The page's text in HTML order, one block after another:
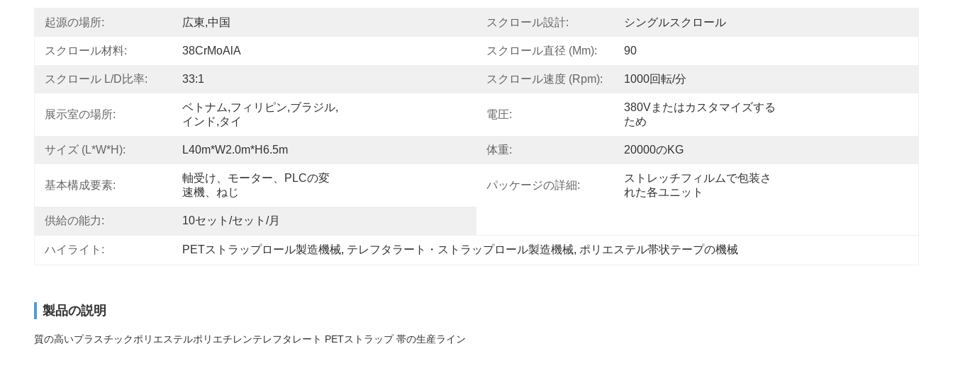
起源の場所: 広東,中国 スクロール設計: シングルスクロール
スクロール材料: 38CrMoAlA スクロール直径 (mm): 90
スクロール L/D比率: 33:1 スクロール速度 (rpm): 1000回転/分
展示室の場所:
ベトナム,フィリピン,ブラジル,
インド,タイ
電圧:
380Vまたはカスタマイズする
ため
サイズ (L*W*H): L40m*W2.0m*H6.5m 体重: 20000のKG
基本構成要素:
軸受け、モーター、PLCの変
速機、ねじ
パッケージの詳細:
ストレッチフィルムで包装さ
れた各ユニット
供給の能力: 10セット/セット/月
ハイライト: PETストラップロール製造機械, テレフタラート・ストラップロール製造機械, ポリエステル帯状テープの機械
製品の説明
質の高いプラスチックポリエステルポリエチレンテレフタレート PETストラップ 帯の生産ライン